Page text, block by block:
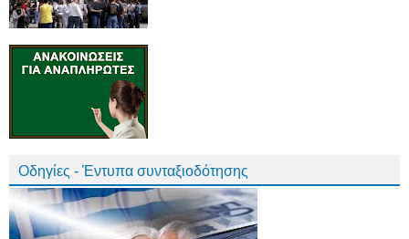
Οδηγίες - Έντυπα συνταξιοδότησης